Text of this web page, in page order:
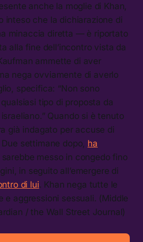
anche la moglie di Khan,
inteso che la dichiarazione di
minaccia diretta — è riportato
alla fine dell’incontro vista da
ammette di aver
nega ovviamente di averlo
specifica: “Non sono
tipo di proposta da
Quando si è tenuto
già indagato per accuse di
settimane dopo, ha
messo in congedo fino
in seguito all’emergere di
di lui. Khan nega tutte le
e aggressioni sessuali. (Middle
/ the Wall Street Journal)